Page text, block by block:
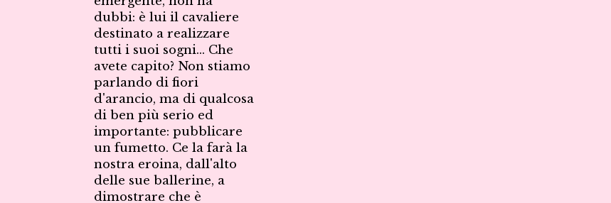
dubbi: è lui il cavaliere
destinato a realizzare
tutti i suoi sogni... Che
avete capito? Non stiamo
parlando di fiori
d'arancio, ma di qualcosa
di ben più serio ed
importante: pubblicare
un fumetto. Ce la farà la
nostra eroina, dall'alto
delle sue ballerine, a
dimostrare che è